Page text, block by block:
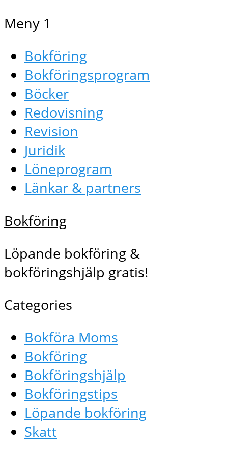
Meny 1
Bokföring
Bokföringsprogram
Böcker
Redovisning
Revision
Juridik
Löneprogram
Länkar & partners
Bokföring
Löpande bokföring &
bokföringshjälp gratis!
Categories
Bokföra Moms
Bokföring
Bokföringshjälp
Bokföringstips
Löpande bokföring
Skatt